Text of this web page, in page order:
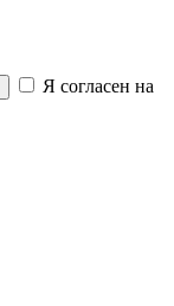
Я согласен на